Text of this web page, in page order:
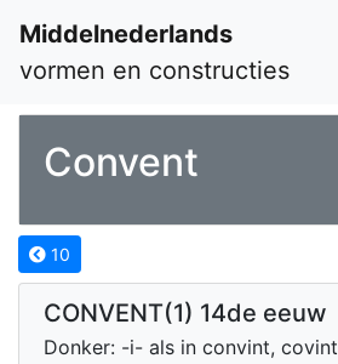
Middelnederlands
vormen en constructies
Convent
10
CONVENT(1) 14de eeuw
Donker: -i- als in convint, covint